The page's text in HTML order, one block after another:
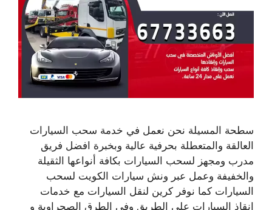
سطحة المسيلة نحن نعمل في خدمة سحب السيارات
العالقة والمتعطلة بحرفية عالية وبخبرة افضل فريق
مدرب ومجهز لسحب السيارات بكافة أنواعها الثقيلة
والخفيفة وعمل عبر ونش سيارات الكويت لسحب
السيارات كما نوفر كرين لنقل السيارات مع خدمات
انقاذ السيارات على الطريق وفي الطرق الصحراوية و